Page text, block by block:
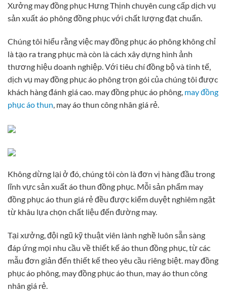
Xưởng may đồng phục Hưng Thịnh chuyên cung cấp dịch vụ
sản xuất áo phông đồng phục với chất lượng đạt chuẩn.
Chúng tôi hiểu rằng việc may đồng phục áo phông không chỉ
là tạo ra trang phục mà còn là cách xây dựng hình ảnh
thương hiệu doanh nghiệp. Với tiêu chí đồng bộ và tinh tế,
dịch vụ may đồng phục áo phông trọn gói của chúng tôi được
khách hàng đánh giá cao. may đồng phục áo phông, may đồng
phục áo thun, may áo thun công nhân giá rẻ.
Không dừng lại ở đó, chúng tôi còn là đơn vị hàng đầu trong
lĩnh vực sản xuất áo thun đồng phục. Mỗi sản phẩm may
đồng phục áo thun giá rẻ đều được kiểm duyệt nghiêm ngặt
từ khâu lựa chọn chất liệu đến đường may.
Tại xưởng, đội ngũ kỹ thuật viên lành nghề luôn sẵn sàng
đáp ứng mọi nhu cầu về thiết kế áo thun đồng phục, từ các
mẫu đơn giản đến thiết kế theo yêu cầu riêng biệt. may đồng
phục áo phông, may đồng phục áo thun, may áo thun công
nhân giá rẻ.